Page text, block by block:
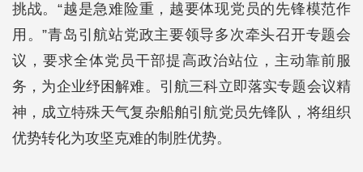
挑战。“越是急难险重，越要体现党员的先锋模范作
用。”青岛引航站党政主要领导多次牵头召开专题会
议，要求全体党员干部提高政治站位，主动靠前服
务，为企业纾困解难。引航三科立即落实专题会议精
神，成立特殊天气复杂船舶引航党员先锋队，将组织
优势转化为攻坚克难的制胜优势。